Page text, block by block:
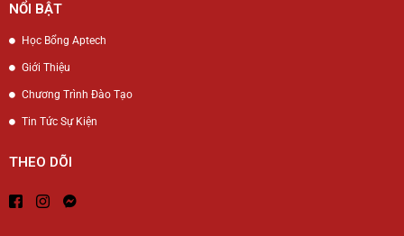
NỔI BẬT
Học Bổng Aptech
Giới Thiệu
Chương Trình Đào Tạo
Tin Tức Sự Kiện
THEO DÕI